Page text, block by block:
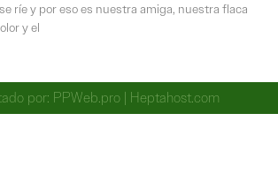
ríe y por eso es nuestra amiga, nuestra flaca
y el
por: PPWeb.pro | Heptahost.com